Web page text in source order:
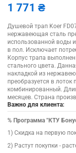
1 771 ₴
Душевой трап Koer
нержавеющая сталь
использованной воды
в пол. Исключает
Корпус трапа
стального цвета.
накладкой из
преобразуется в лоток
комбинированный.
месяцев. Страна
Важно для клиента:
% Программа "КТУ
1) Скидка на первую
2) Растут покупки -